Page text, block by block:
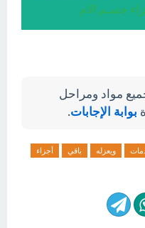
جسـم الام
مواد ومراحل
بوابة الإجابات.
ويعزله باقي
أجزاء